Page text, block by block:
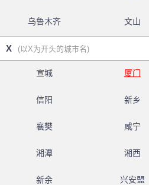
乌鲁木齐 文山
X (以X为开头的城市名)
宣城 厦门
信阳 新乡
襄樊 咸宁
湘潭 湘西
新余 兴安盟